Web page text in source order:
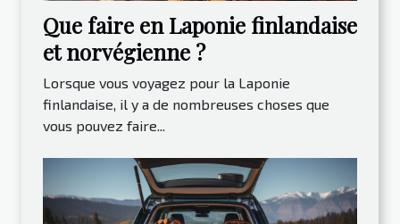
Que faire en Laponie finlandaise
et norvégienne ?
Lorsque vous voyagez pour la Laponie
finlandaise, il y a de nombreuses choses que
vous pouvez faire...